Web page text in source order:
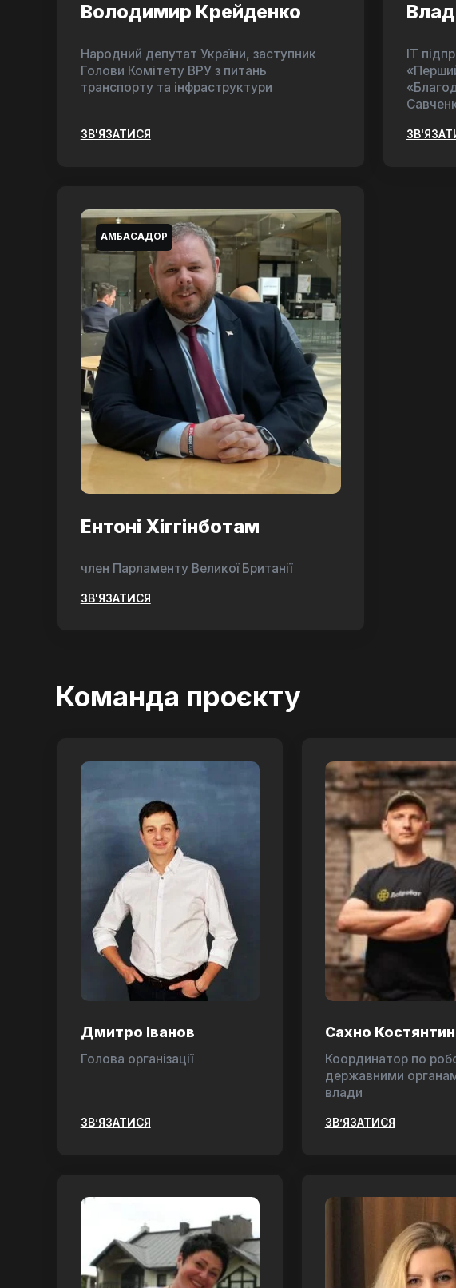
Володимир Крейденко
Народний депутат України, заступник
Голови Комітету ВРУ з питань
транспорту та інфраструктури
ЗВ'ЯЗАТИСЯ
ІТ
АМБАСАДОР
Ентоні Хіггінботам
член Парламенту Великої Британії
ЗВ'ЯЗАТИСЯ
Команда проєкту
Дмитро Іванов
Голова організації
ЗВ’ЯЗАТИСЯ
Сахно Костянтин
Координатор по
державними
влади
ЗВ’ЯЗАТИСЯ